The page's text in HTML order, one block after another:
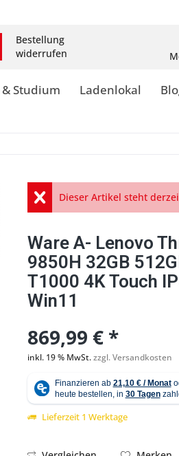
Bestellung
widerrufen
Studium Ladenlokal
Abbildung ähnlich
Dieser Artikel steht
Ware A- Lenovo
9850H 32GB
T1000 4K Touch
Win11
869,99 € *
inkl. 19 % MwSt.zzgl. Versandkosten
Lieferzeit 1 Werktage